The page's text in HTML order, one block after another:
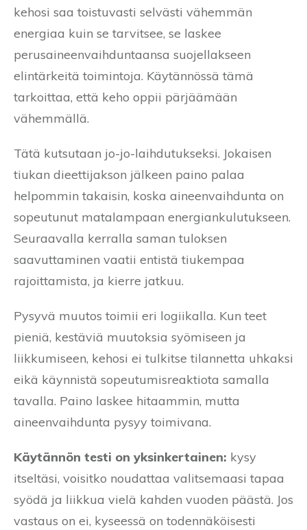
kehosi saa toistuvasti selvästi vähemmän
energiaa kuin se tarvitsee, se laskee
perusaineenvaihduntaansa suojellakseen
elintärkeitä toimintoja. Käytännössä tämä
tarkoittaa, että keho oppii pärjäämään
vähemmällä.
Tätä kutsutaan jo-jo-laihdutukseksi. Jokaisen
tiukan dieettijakson jälkeen paino palaa
helpommin takaisin, koska aineenvaihdunta on
sopeutunut matalampaan energiankulutukseen.
Seuraavalla kerralla saman tuloksen
saavuttaminen vaatii entistä tiukempaa
rajoittamista, ja kierre jatkuu.
Pysyvä muutos toimii eri logiikalla. Kun teet
pieniä, kestäviä muutoksia syömiseen ja
liikkumiseen, kehosi ei tulkitse tilannetta uhkaksi
eikä käynnistä sopeutumisreaktiota samalla
tavalla. Paino laskee hitaammin, mutta
aineenvaihdunta pysyy toimivana.
Käytännön testi on yksinkertainen: kysy
itseltäsi, voisitko noudattaa valitsemaasi tapaa
syödä ja liikkua vielä kahden vuoden päästä. Jos
vastaus on ei, kyseessä on todennäköisesti